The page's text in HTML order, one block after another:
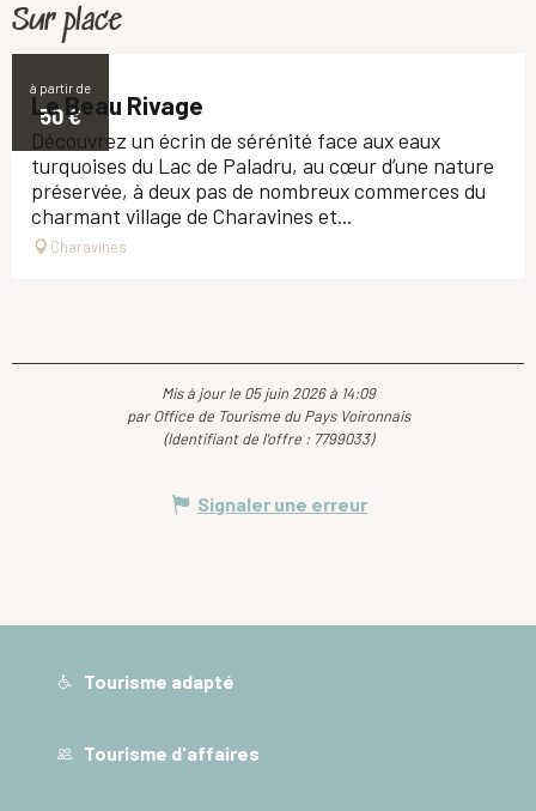
Sur place
à partir de
50€
Le Beau Rivage
Découvrez un écrin de sérénité face aux eaux
turquoises du Lac de Paladru, au cœur d’une nature
préservée, à deux pas de nombreux commerces du
charmant village de Charavines et...
Charavines
Mis à jour le 05 juin 2026 à 14:09
par Office de Tourisme du Pays Voironnais
(Identifiant de l'offre : 7799033)
Signaler une erreur
Tourisme adapté
Tourisme d'affaires